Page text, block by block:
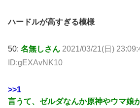
ハードルが高すぎる模様
50: 名無しさん 2021/03/21(日)
ID:gEXAvNK10
>>1
言うて、ゼルダなんか原神やウマ娘